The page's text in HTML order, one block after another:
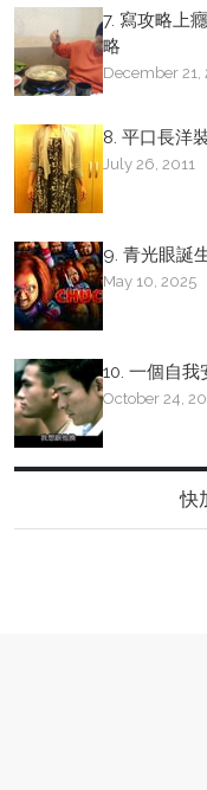
7. 寫攻略上
略
December 21,
8. 平口長洋
July 26, 2011
9. 青光眼誕
May 10, 2025
10. 一個自我
October 24,
快